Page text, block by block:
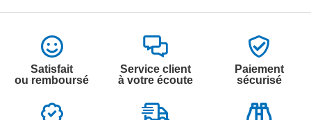
Satisfait
ou remboursé
Service client
à votre écoute
Paiement
sécurisé